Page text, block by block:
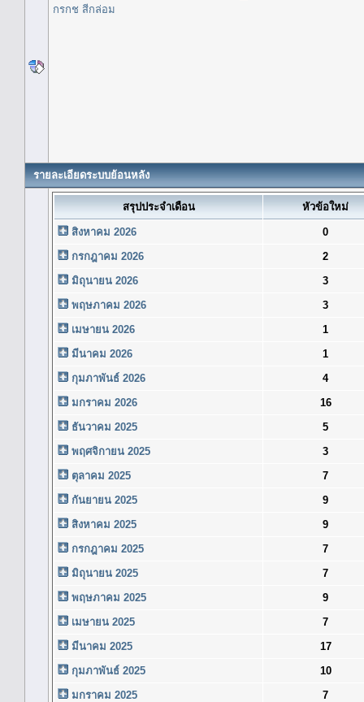
กรกช สีกล่อม
รายละเอียดระบบย้อนหลัง
สรุปประจำเดือน หัวข้อใหม่
สิงหาคม 2026
0
กรกฎาคม 2026
2
มิถุนายน 2026
3
พฤษภาคม 2026
3
เมษายน 2026
1
มีนาคม 2026
1
กุมภาพันธ์ 2026
4
มกราคม 2026
16
ธันวาคม 2025
5
พฤศจิกายน 2025
3
ตุลาคม 2025
7
กันยายน 2025
9
สิงหาคม 2025
9
กรกฎาคม 2025
7
มิถุนายน 2025
7
พฤษภาคม 2025
9
เมษายน 2025
7
มีนาคม 2025
17
กุมภาพันธ์ 2025
10
มกราคม 2025
7